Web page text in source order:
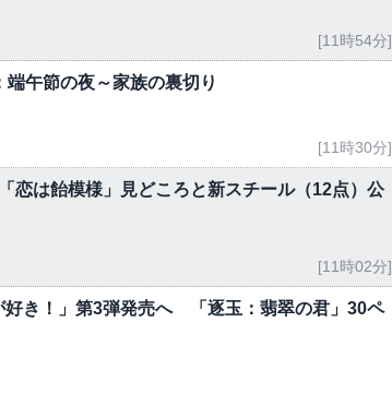
[11時54分]
午節の夜～家族の裏切り
[11時30分]
恋は飴模様」見どころと新スチール（12点）公
[11時02分]
好き！」第3弾発売へ 「逐玉：翡翠の君」30ペ